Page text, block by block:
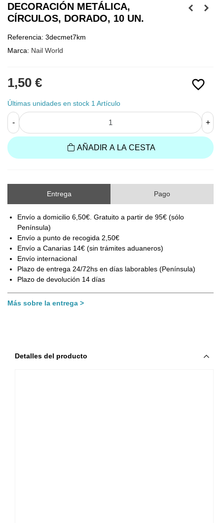
DECORACIÓN METÁLICA,
CÍRCULOS, DORADO, 10 UN.
Referencia: 3decmet7km
Marca: Nail World
favorite_border
1,50 €
Últimas unidades en stock 1 Artículo
- +
AÑADIR A LA CESTA
Entrega Pago
Envío a domicilio 6,50€. Gratuito a partir de 95€ (sólo
Península)
Envío a punto de recogida 2,50€
Envío a Canarias 14€ (sin trámites aduaneros)
Envío internacional
Plazo de entrega 24/72hs en días laborables (Península)
Plazo de devolución 14 días
Más sobre la entrega
Detalles del producto